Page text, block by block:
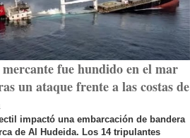
fue hundido en el mar
un ataque frente a las costas de
impactó una embarcación de bandera
de Al Hudeida. Los 14 tripulantes